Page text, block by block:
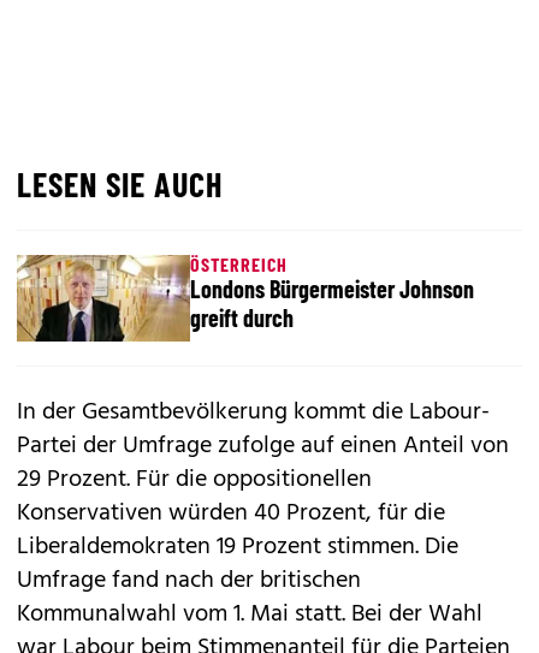
LESEN SIE AUCH
ÖSTERREICH
Londons Bürgermeister Johnson
greift durch
In der Gesamtbevölkerung kommt die Labour-
Partei der Umfrage zufolge auf einen Anteil von
29 Prozent. Für die oppositionellen
Konservativen würden 40 Prozent, für die
Liberaldemokraten 19 Prozent stimmen. Die
Umfrage fand nach der britischen
Kommunalwahl vom 1. Mai statt. Bei der Wahl